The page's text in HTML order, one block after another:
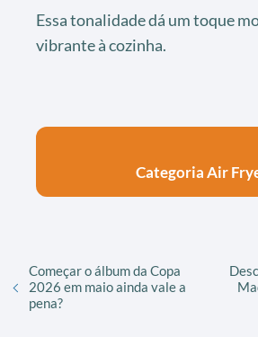
Essa tonalidade dá um toque
vibrante à cozinha.
Categoria Air
Começar o álbum da Copa
2026 em maio ainda vale a
pena?